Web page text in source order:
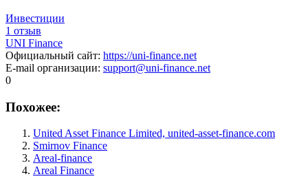
Инвестиции
1 отзыв
UNI Finance
Официальный сайт: https://uni-finance.net
E-mail организации: support@uni-finance.net
0
Похожее:
United Asset Finance Limited, united-asset-finance.com
Smirnov Finance
Areal-finance
Areal Finance